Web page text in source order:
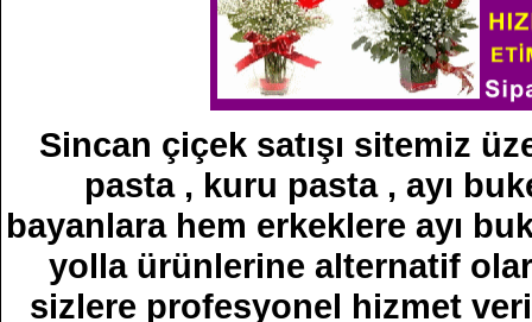
Sincan çiçek satışı sitemiz
pasta , kuru pasta , ayı
bayanlara hem erkeklere ayı
yolla ürünlerine alternatif
sizlere profesyonel hizmet